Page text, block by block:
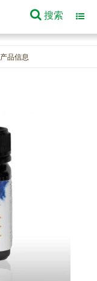
搜索
产品信息